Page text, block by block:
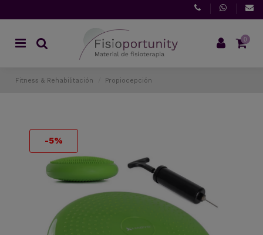
0
Fitness & Rehabilitación Propiocepción
-5%